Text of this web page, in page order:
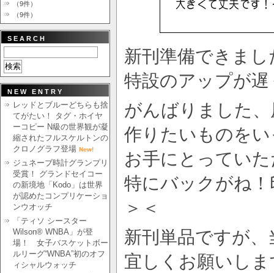
新刊準備できまし
特設のアップが
がんばりました
作りたいものを
お手にとってい
特にバックがね
＞＜
新刊単品ですが
宜しくお願いしま
（9件）
（9件）
SEARCH
NEW ENTRY
レッドとブルーどちらも捨
てがたい！ タグ・ホイヤ
ーコピー N級の世界観が凝
縮されたフルスケルトンの
クロノグラフ登場 New!
ジュネーブ時計グランプリ
受賞！ グランドセイコー
の新境地「Kodo」は世界
が認めたコンプリケーショ
ンウオッチ
「ティソ シースター
Wilson® WNBA」が登
場！ 女子バスケットボー
ルリーグ“WNBA”初のオフ
ィシャルウォッチ